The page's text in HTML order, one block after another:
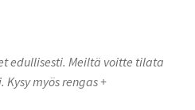
edullisesti. Meiltä voitte tilata
myös rengas +